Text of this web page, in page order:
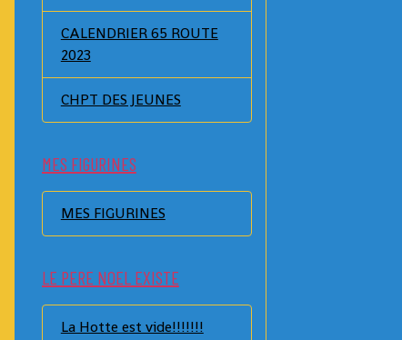
CALENDRIER 65 ROUTE
2023
CHPT DES JEUNES
MES FIGURINES
MES FIGURINES
LE PERE NOEL EXISTE
La Hotte est vide!!!!!!!